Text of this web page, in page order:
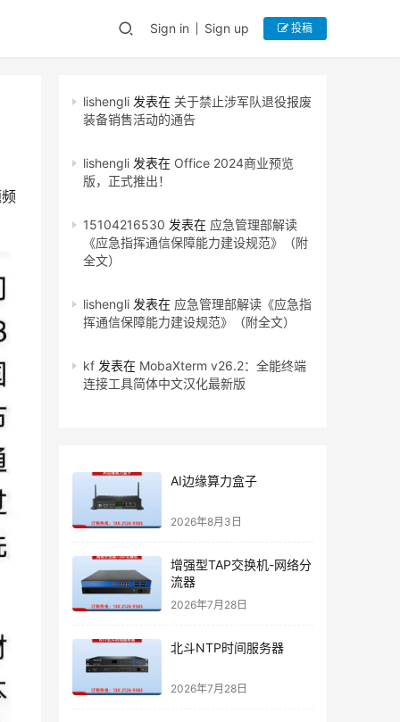
Sign in Sign up 投稿
lishengli 发表在 关于禁止涉军队退役报废
装备销售活动的通告
lishengli 发表在 Office 2024商业预览
版，正式推出！
15104216530 发表在 应急管理部解读
《应急指挥通信保障能力建设规范》（附
全文）
lishengli 发表在 应急管理部解读《应急指
挥通信保障能力建设规范》（附全文）
kf 发表在 MobaXterm v26.2：全能终端
连接工具简体中文汉化最新版
AI边缘算力盒子
2026年8月3日
增强型TAP交换机-网络分
流器
2026年7月28日
北斗NTP时间服务器
2026年7月28日